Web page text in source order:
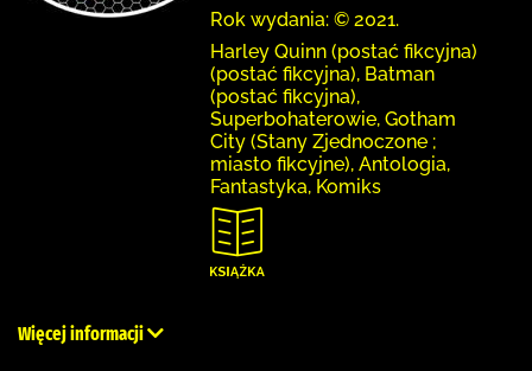
Rok wydania: © 2021.
Harley Quinn (postać fikcyjna)
(postać fikcyjna), Batman
(postać fikcyjna),
Superbohaterowie, Gotham
City (Stany Zjednoczone ;
miasto fikcyjne), Antologia,
Fantastyka, Komiks
Więcej informacji